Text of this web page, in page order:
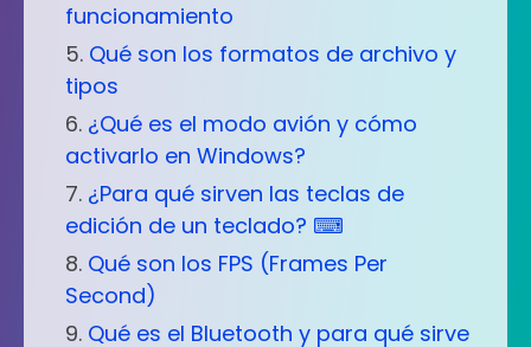
funcionamiento
Qué son los formatos de archivo y
tipos
¿Qué es el modo avión y cómo
activarlo en Windows?
¿Para qué sirven las teclas de
edición de un teclado? ⌨
Qué son los FPS (Frames Per
Second)
Qué es el Bluetooth y para qué sirve